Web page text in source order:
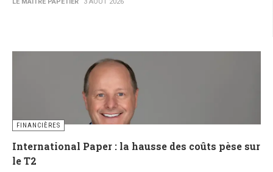
FINANCIÈRES
International Paper : la hausse des coûts pèse sur
le T2